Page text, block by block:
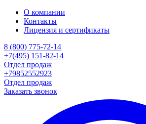
О компании
Контакты
Лицензия и сертификаты
8 (800) 775-72-14
+7(495) 151-82-14
Отдел продаж
+79852552923
Отдел продаж
Заказать звонок